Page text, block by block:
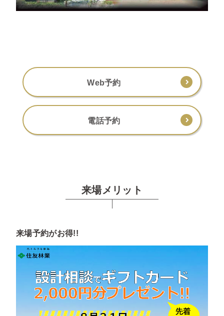
Web予約
電話予約
来場メリット
来場予約がお得!!